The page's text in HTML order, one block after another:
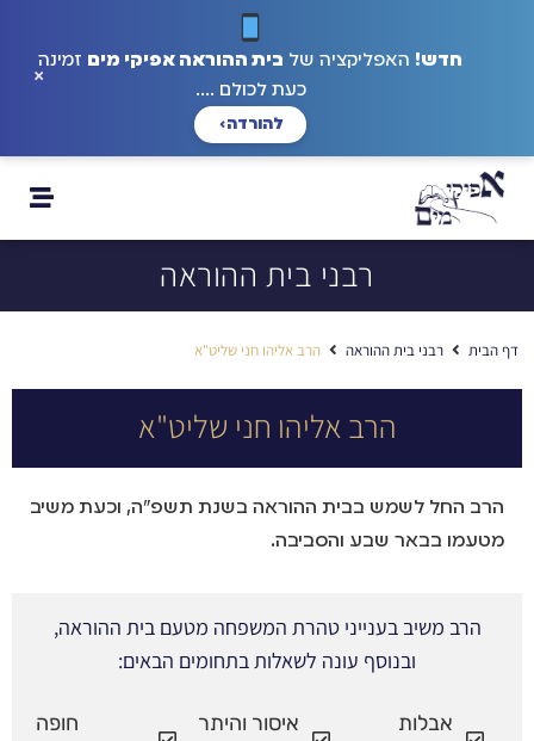
חדש! האפליקציה של בית ההוראה אפיקי מים זמינה
כעת לכולם ....
להורדה›
×
רבני בית ההוראה
דף הבית רבני בית ההוראה הרב אליהו חני שליט"א
הרב אליהו חני שליט"א
הרב החל לשמש בבית ההוראה בשנת תשפ"ה, וכעת משיב
מטעמו בבאר שבע והסביבה.
הרב משיב בענייני טהרת המשפחה מטעם בית ההוראה,
ובנוסף עונה לשאלות בתחומים הבאים:
אבלות איסור והיתר
חופה